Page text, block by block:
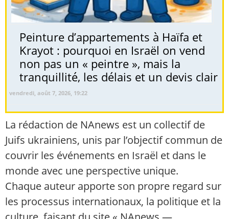
Peinture d’appartements à Haïfa et
Krayot : pourquoi en Israël on vend
non pas un « peintre », mais la
tranquillité, les délais et un devis clair
vendredi, août 7, 2026, 19:22
La rédaction de NAnews est un collectif de
Juifs ukrainiens, unis par l’objectif commun de
couvrir les événements en Israël et dans le
monde avec une perspective unique.
Chaque auteur apporte son propre regard sur
les processus internationaux, la politique et la